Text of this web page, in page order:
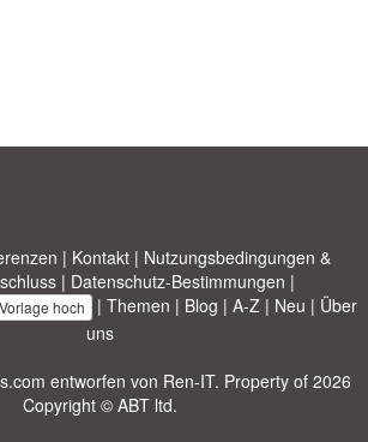
| Kontakt | Nutzungsbedingungen &
| Datenschutz-Bestimmungen |
hoch | Themen | Blog | A-Z | Neu | Über
uns
entworfen von Ren-IT. Property of 2026
Copyright © ABT ltd.